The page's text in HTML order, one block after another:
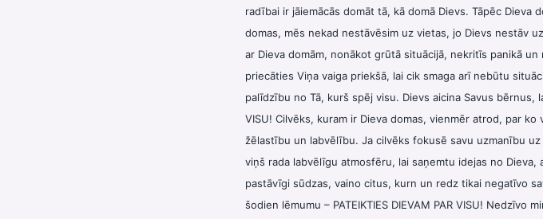
radībai ir jāiemācās domāt tā, kā domā Dievs. Tāpēc Dieva
domas, mēs nekad nestāvēsim uz vietas, jo Dievs nestāv
ar Dieva domām, nonākot grūtā situācijā, nekritīs panikā
priecāties Viņa vaiga priekšā, lai cik smaga arī nebūtu
palīdzību no Tā, kurš spēj visu. Dievs aicina Savus
VISU! Cilvēks, kuram ir Dieva domas, vienmēr atrod, par
žēlastību un labvēlību. Ja cilvēks fokusē savu uzmanību
viņš rada labvēlīgu atmosfēru, lai saņemtu idejas no
pastāvīgi sūdzas, vaino citus, kurn un redz tikai negatīvo
šodien lēmumu – PATEIKTIES DIEVAM PAR VISU!